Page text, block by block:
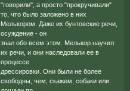
"говорили", а просто "прокручивали"
то, что было заложено в них
Мелькором. Даже их бунтовские речи,
осуждение - он
знал обо всем этом. Мелькор научил
их речи, и они наследовали ее в
процессе
дрессировки. Они были не более
свободны, чем, скажем, собаки или